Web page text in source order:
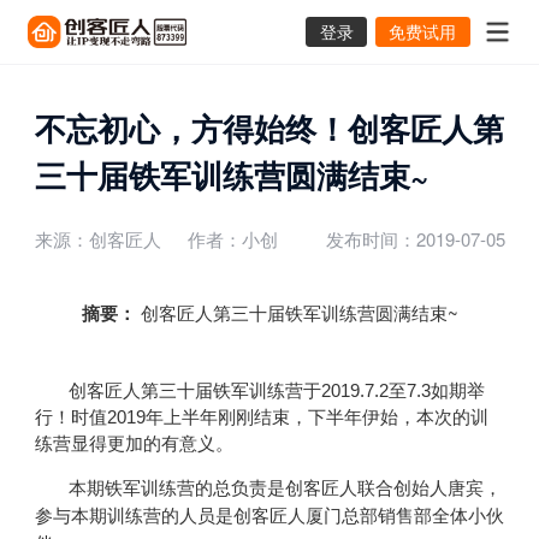
登录 免费试用
不忘初心，方得始终！创客匠人第
三十届铁军训练营圆满结束~
来源：创客匠人 作者：小创 发布时间：2019-07-05
摘要： 创客匠人第三十届铁军训练营圆满结束~
创客匠人第三十届铁军训练营于2019.7.2至7.3如期举
行！时值2019年上半年刚刚结束，下半年伊始，本次的训
练营显得更加的有意义。
本期铁军训练营的总负责是创客匠人联合创始人唐宾，
参与本期训练营的人员是创客匠人厦门总部销售部全体小伙